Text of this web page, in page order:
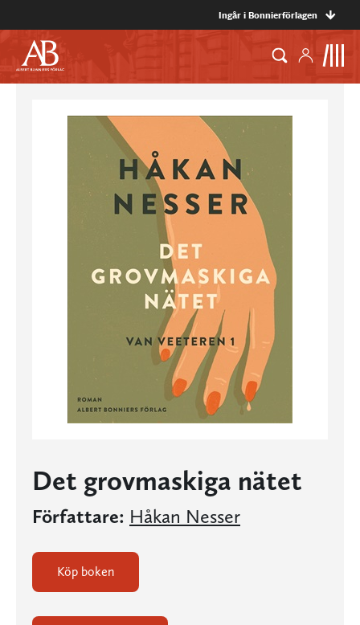
Ingår i Bonnierförlagen
Det grovmaskiga nätet
Författare: Håkan Nesser
Köp boken